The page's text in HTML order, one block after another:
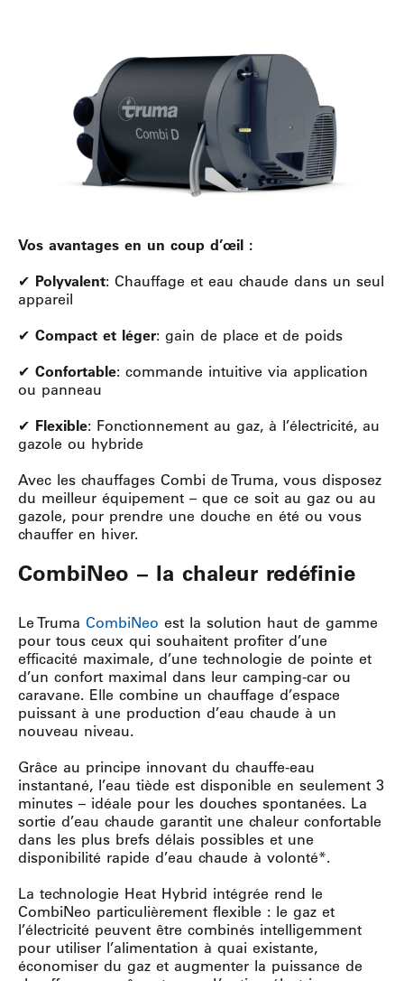
Vos avantages en un coup d’œil :
✔ Polyvalent: Chauffage et eau chaude dans un seul
appareil
✔ Compact et léger: gain de place et de poids
✔ Confortable: commande intuitive via application
ou panneau
✔ Flexible: Fonctionnement au gaz, à l’électricité, au
gazole ou hybride
Avec les chauffages Combi de Truma, vous disposez
du meilleur équipement – que ce soit au gaz ou au
gazole, pour prendre une douche en été ou vous
chauffer en hiver.
CombiNeo – la chaleur redéfinie
Le Truma CombiNeo est la solution haut de gamme
pour tous ceux qui souhaitent profiter d’une
efficacité maximale, d’une technologie de pointe et
d’un confort maximal dans leur camping-car ou
caravane. Elle combine un chauffage d’espace
puissant à une production d’eau chaude à un
nouveau niveau.
Grâce au principe innovant du chauffe-eau
instantané, l’eau tiède est disponible en seulement 3
minutes – idéale pour les douches spontanées. La
sortie d’eau chaude garantit une chaleur confortable
dans les plus brefs délais possibles et une
disponibilité rapide d’eau chaude à volonté*.
La technologie Heat Hybrid intégrée rend le
CombiNeo particulièrement flexible : le gaz et
l’électricité peuvent être combinés intelligemment
pour utiliser l’alimentation à quai existante,
économiser du gaz et augmenter la puissance de